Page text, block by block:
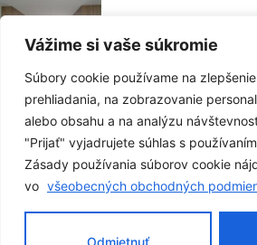
Vážime si vaše súkromie
Súbory cookie používame na
prehliadania, na zobrazovanie
alebo obsahu a na analýzu
"Prijať" vyjadrujete súhlas s
Zásady používania súborov cookie
vo všeobecných obchodných
Odmietnuť
,,Svet je v
odvahu snívať,
žiť podľa
11. decembra 2025
Zobraziť všetky